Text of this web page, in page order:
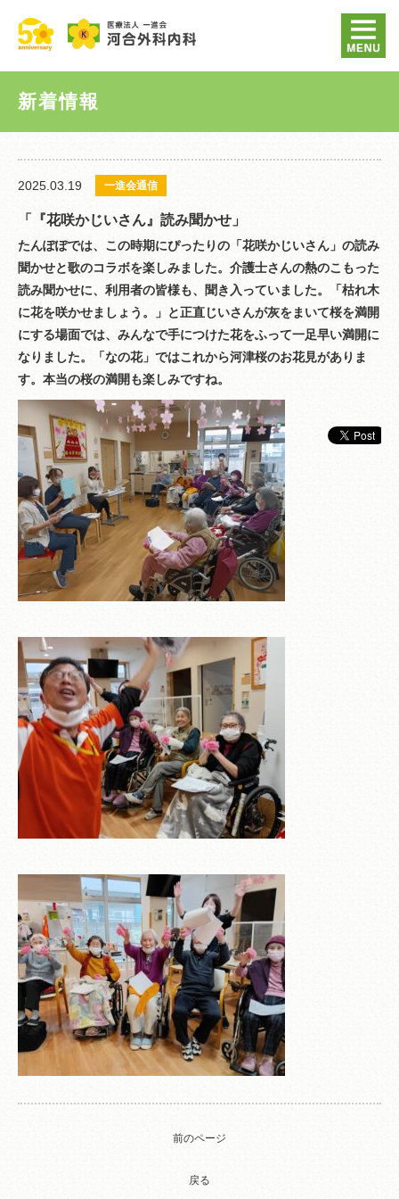
新着情報
2025.03.19 一進会通信
「『花咲かじいさん』読み聞かせ」
たんぽぽでは、この時期にぴったりの「花咲かじいさん」の読み
聞かせと歌のコラボを楽しみました。介護士さんの熱のこもった
読み聞かせに、利用者の皆様も、聞き入っていました。「枯れ木
に花を咲かせましょう。」と正直じいさんが灰をまいて桜を満開
にする場面では、みんなで手につけた花をふって一足早い満開に
なりました。「なの花」ではこれから河津桜のお花見がありま
す。本当の桜の満開も楽しみですね。
前のページ
戻る